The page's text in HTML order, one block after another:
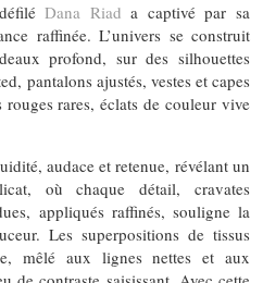
Dana Riad a captivé par sa
raffinée. L’univers se construit
profond, sur des silhouettes
pantalons ajustés, vestes et capes
rares, éclats de couleur vive
audace et retenue, révélant un
où chaque détail, cravates
appliqués raffinés, souligne la
Les superpositions de tissus
mêlé aux lignes nettes et aux